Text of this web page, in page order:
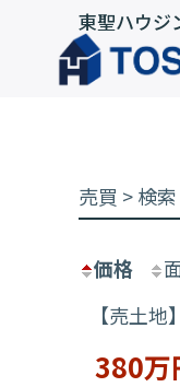
東聖ハウジ
売買 > 検索
価格
【売土
380万